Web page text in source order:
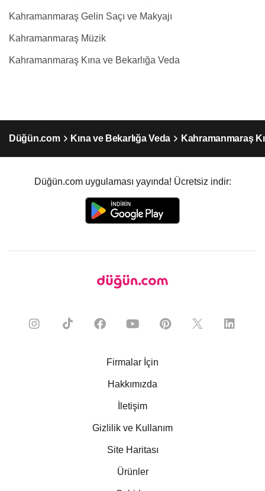
Kahramanmaraş Gelin Saçı ve Makyajı
Kahramanmaraş Müzik
Kahramanmaraş Kına ve Bekarlığa Veda
Düğün.com Kına ve Bekarlığa Veda Kahramanmaraş
Düğün.com uygulaması yayında! Ücretsiz indir:
Firmalar İçin
Hakkımızda
İletişim
Gizlilik ve Kullanım
Site Haritası
Ürünler